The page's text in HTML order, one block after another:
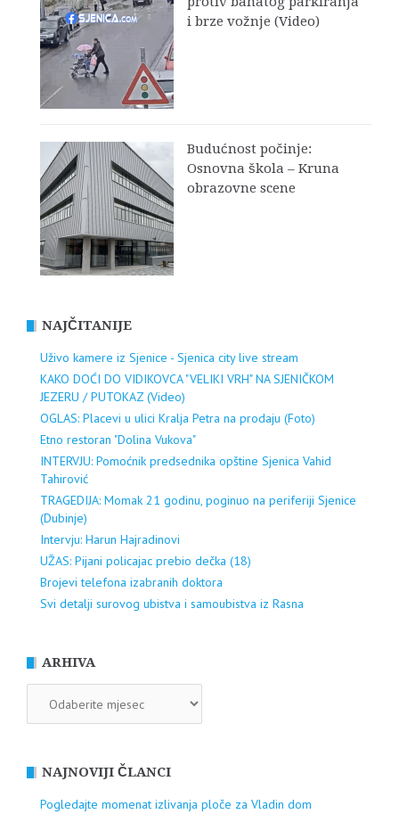
i brze vožnje (Video)
Budućnost počinje:
Osnovna škola – Kruna
obrazovne scene
NAJČITANIJE
Uživo kamere iz Sjenice - Sjenica city live stream
KAKO DOĆI DO VIDIKOVCA "VELIKI VRH" NA SJENIČKOM
JEZERU / PUTOKAZ (Video)
OGLAS: Placevi u ulici Kralja Petra na prodaju (Foto)
Etno restoran "Dolina Vukova"
INTERVJU: Pomoćnik predsednika opštine Sjenica Vahid
Tahirović
TRAGEDIJA: Momak 21 godinu, poginuo na periferiji Sjenice
(Dubinje)
Intervju: Harun Hajradinovi
UŽAS: Pijani policajac prebio dečka (18)
Brojevi telefona izabranih doktora
Svi detalji surovog ubistva i samoubistva iz Rasna
ARHIVA
NAJNOVIJI ČLANCI
Pogledajte momenat izlivanja ploče za Vladin dom